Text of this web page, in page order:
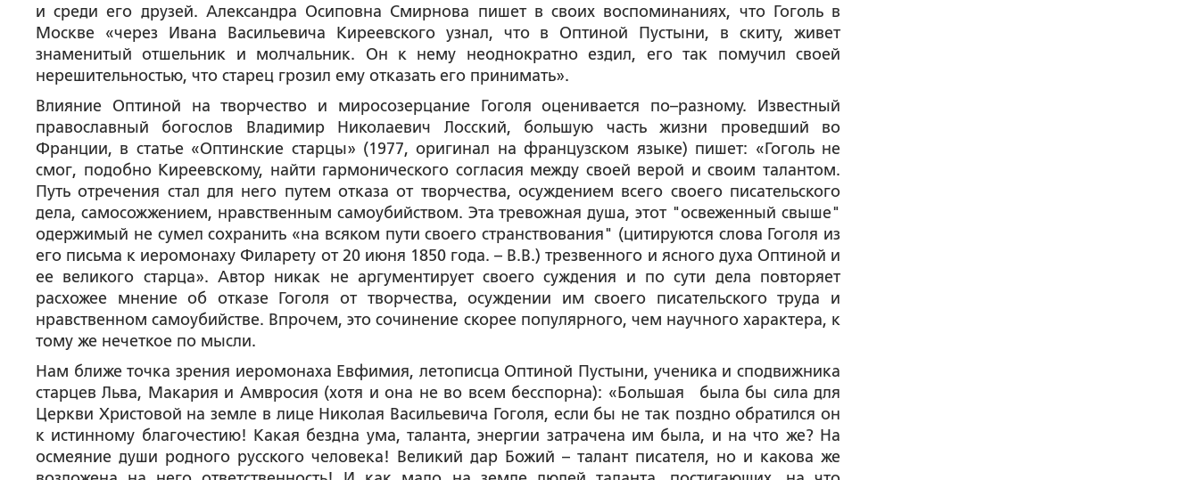
и среди его друзей. Александра Осиповна Смирнова пишет в своих воспоминаниях, что Гоголь в
Москве «через Ивана Васильевича Киреевского узнал, что в Оптиной Пустыни, в скиту, живет
знаменитый отшельник и молчальник. Он к нему неоднократно ездил, его так помучил своей
нерешительностью, что старец грозил ему отказать его принимать».
Влияние Оптиной на творчество и миросозерцание Гоголя оценивается по–разному. Известный
православный богослов Владимир Николаевич Лосский, большую часть жизни проведший во
Франции, в статье «Оптинские старцы» (1977, оригинал на французском языке) пишет: «Гоголь не
смог, подобно Киреевскому, найти гармонического согласия между своей верой и своим талантом.
Путь отречения стал для него путем отказа от творчества, осуждением всего своего писательского
дела, самосожжением, нравственным самоубийством. Эта тревожная душа, этот "освеженный свыше"
одержимый не сумел сохранить «на всяком пути своего странствования" (цитируются слова Гоголя из
его письма к иеромонаху Филарету от 20 июня 1850 года. – В.В.) трезвенного и ясного духа Оптиной и
ее великого старца». Автор никак не аргументирует своего суждения и по сути дела повторяет
расхожее мнение об отказе Гоголя от творчества, осуждении им своего писательского труда и
нравственном самоубийстве. Впрочем, это сочинение скорее популярного, чем научного характера, к
тому же нечеткое по мысли.
Нам ближе точка зрения иеромонаха Евфимия, летописца Оптиной Пустыни, ученика и сподвижника
старцев Льва, Макария и Амвросия (хотя и она не во всем бесспорна): «Большая была бы сила для
Церкви Христовой на земле в лице Николая Васильевича Гоголя, если бы не так поздно обратился он
к истинному благочестию! Какая бездна ума, таланта, энергии затрачена им была, и на что же? На
осмеяние души родного русского человека! Великий дар Божий – талант писателя, но и какова же